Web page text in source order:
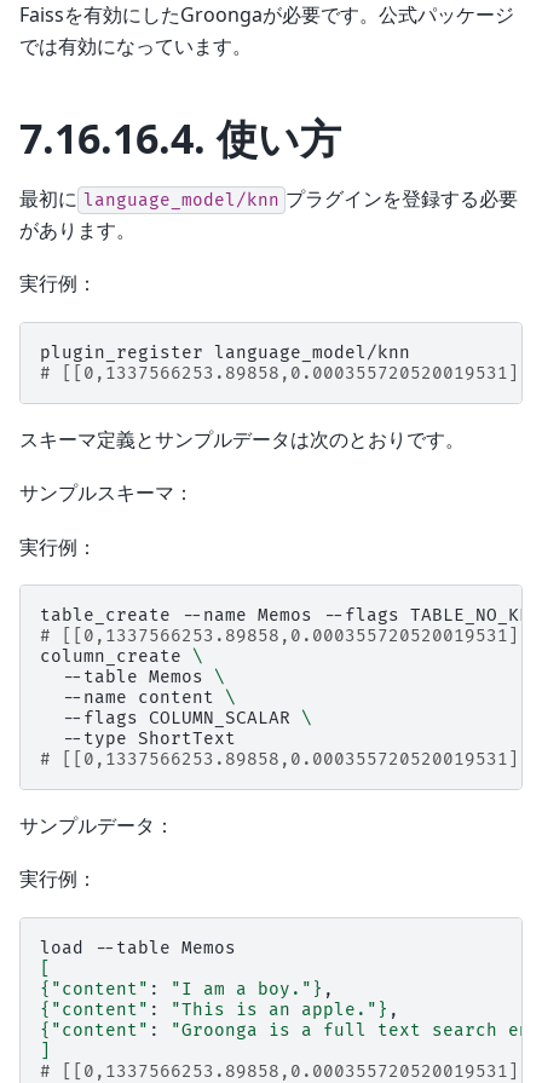
Faissを有効にしたGroongaが必要です。公式パッケージ
では有効になっています。
7.16.16.4.使い方
最初に language_model/knn プラグインを登録する必要
があります。
実行例：
plugin_register
#
スキーマ定義とサンプルデータは次のとおりです。
サンプルスキーマ：
実行例：
table_create --name Memos --flags
#
column_create
\
--table Memos
\
--name
content
\
--flags
COLUMN_SCALAR
\
--type
#
サンプルデータ：
実行例：
load --table
{ "content" : "I am a boy." }
{ "content" : "This is an apple." }
{ "content" :
"Groonga is a full text search
#